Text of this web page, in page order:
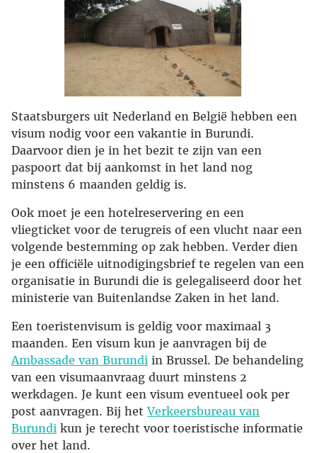
Staatsburgers uit Nederland en België hebben een
visum nodig voor een vakantie in Burundi.
Daarvoor dien je in het bezit te zijn van een
paspoort dat bij aankomst in het land nog
minstens 6 maanden geldig is.
Ook moet je een hotelreservering en een
vliegticket voor de terugreis of een vlucht naar een
volgende bestemming op zak hebben. Verder dien
je een officiële uitnodigingsbrief te regelen van een
organisatie in Burundi die is gelegaliseerd door het
ministerie van Buitenlandse Zaken in het land.
Een toeristenvisum is geldig voor maximaal 3
maanden. Een visum kun je aanvragen bij de
Ambassade van Burundi in Brussel. De behandeling
van een visumaanvraag duurt minstens 2
werkdagen. Je kunt een visum eventueel ook per
post aanvragen. Bij hetVerkeersbureau van
Burundi kun je terecht voor toeristische informatie
over het land.